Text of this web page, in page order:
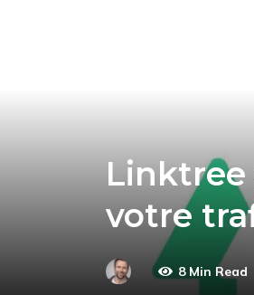
Linktree
votre
8 Min Read